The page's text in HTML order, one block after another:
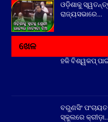
ଓଡ଼ିଶାକୁ
ରାଜ୍ୟସଭାରେ…
ଖେଳ
ହକି ବିଶ୍ୱକପ୍
ବରୁଣସିଂ
ସ୍କୁଲରେ